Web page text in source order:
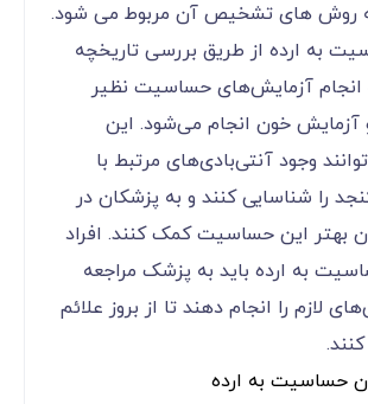
روش های تشخیص آن مربوط می شود.
به ارده از طریق بررسی تاریخچه
انجام آزمایش‌های حساسیت نظیر
خون انجام می‌شود. این
وجود آنتی‌بادی‌های مرتبط با
را شناسایی کنند و به پزشکان در
بهتر این حساسیت کمک کنند. افراد
به ارده باید به پزشک مراجعه
لازم را انجام دهند تا از بروز علائم
حساسیت به ارده